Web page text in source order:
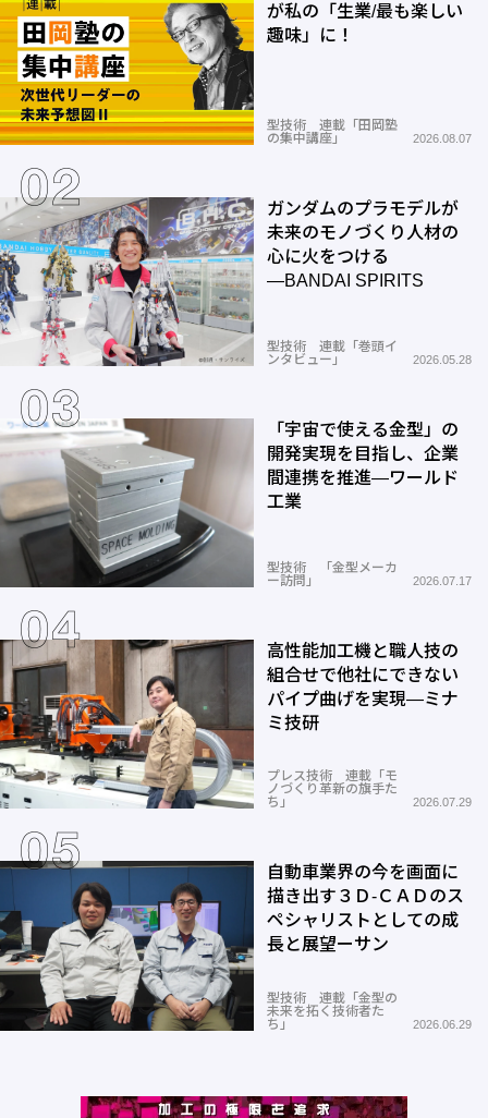
が私の「生業/最も楽しい
趣味」に！
型技術 連載「田岡塾
の集中講座」
2026.08.07
ガンダムのプラモデルが
未来のモノづくり人材の
心に火をつける
―BANDAI SPIRITS
型技術 連載「巻頭イ
ンタビュー」
2026.05.28
「宇宙で使える金型」の
開発実現を目指し、企業
間連携を推進―ワールド
工業
型技術 「金型メーカ
ー訪問」
2026.07.17
高性能加工機と職人技の
組合せで他社にできない
パイプ曲げを実現―ミナ
ミ技研
プレス技術 連載「モ
ノづくり革新の旗手た
ち」
2026.07.29
自動車業界の今を画面に
描き出す３Ｄ-ＣＡＤのス
ペシャリストとしての成
長と展望ーサン
型技術 連載「金型の
未来を拓く技術者た
ち」
2026.06.29